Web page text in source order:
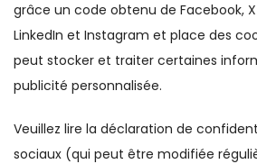
grâce un code obtenu de Facebook,
LinkedIn et Instagram et place des
peut stocker et traiter certaines
publicité personnalisée.
Veuillez lire la déclaration de
sociaux (qui peut être modifiée